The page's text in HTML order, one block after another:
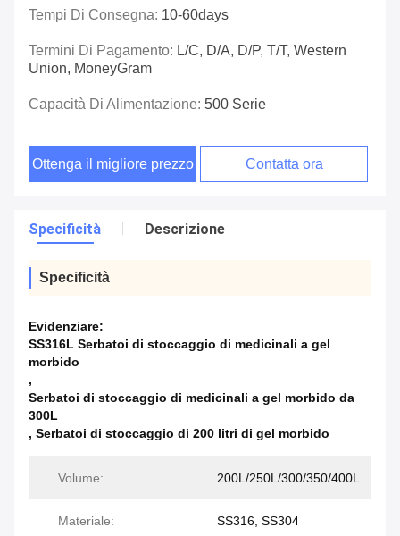
Tempi Di Consegna: 10-60days
Termini Di Pagamento: L/C, D/A, D/P, T/T, Western
Union, MoneyGram
Capacità Di Alimentazione: 500 Serie
Ottenga il migliore prezzo Contatta ora
Specificità Descrizione
Specificità
Evidenziare:
SS316L Serbatoi di stoccaggio di medicinali a gel
morbido
,
Serbatoi di stoccaggio di medicinali a gel morbido da
300L
, Serbatoi di stoccaggio di 200 litri di gel morbido
Volume: 200L/250L/300/350/400L
Materiale: SS316, SS304